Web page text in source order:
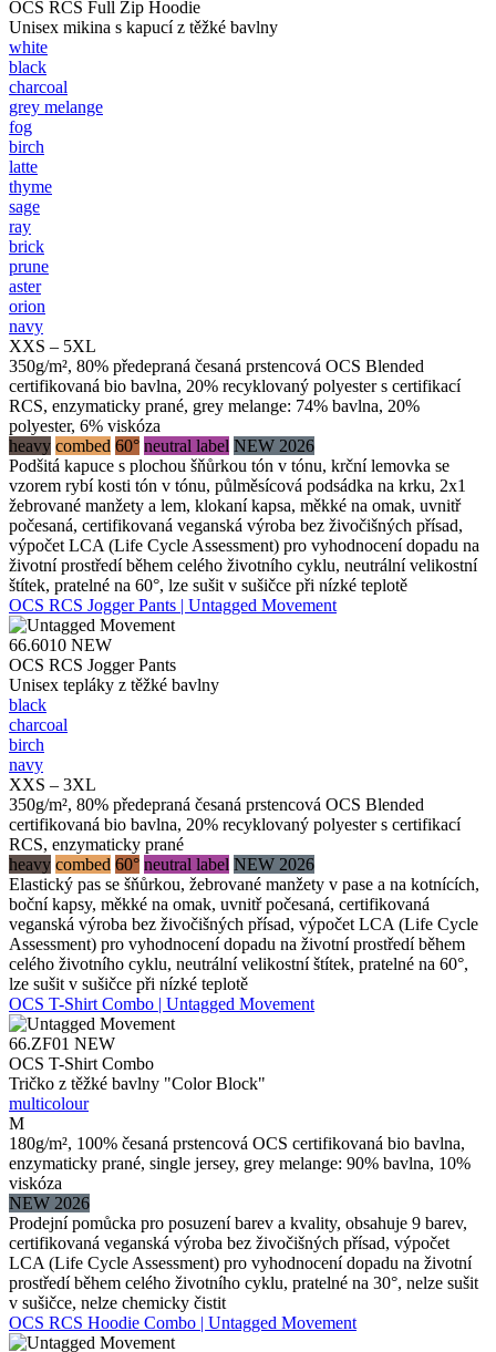
OCS RCS Full Zip Hoodie
Unisex mikina s kapucí z těžké bavlny
white
black
charcoal
grey melange
fog
birch
latte
thyme
sage
ray
brick
prune
aster
orion
navy
XXS – 5XL
350g/m², 80% předepraná česaná prstencová OCS Blended
certifikovaná bio bavlna, 20% recyklovaný polyester s certifikací
RCS, enzymaticky prané, grey melange: 74% bavlna, 20%
polyester, 6% viskóza
heavy combed 60° neutral label NEW 2026
Podšitá kapuce s plochou šňůrkou tón v tónu, krční lemovka se
vzorem rybí kosti tón v tónu, půlměsícová podsádka na krku, 2x1
žebrované manžety a lem, klokaní kapsa, měkké na omak, uvnitř
počesaná, certifikovaná veganská výroba bez živočišných přísad,
výpočet LCA (Life Cycle Assessment) pro vyhodnocení dopadu na
životní prostředí během celého životního cyklu, neutrální velikostní
štítek, pratelné na 60°, lze sušit v sušičce při nízké teplotě
OCS RCS Jogger Pants | Untagged Movement
66.6010 NEW
OCS RCS Jogger Pants
Unisex tepláky z těžké bavlny
black
charcoal
birch
navy
XXS – 3XL
350g/m², 80% předepraná česaná prstencová OCS Blended
certifikovaná bio bavlna, 20% recyklovaný polyester s certifikací
RCS, enzymaticky prané
heavy combed 60° neutral label NEW 2026
Elastický pas se šňůrkou, žebrované manžety v pase a na kotnících,
boční kapsy, měkké na omak, uvnitř počesaná, certifikovaná
veganská výroba bez živočišných přísad, výpočet LCA (Life Cycle
Assessment) pro vyhodnocení dopadu na životní prostředí během
celého životního cyklu, neutrální velikostní štítek, pratelné na 60°,
lze sušit v sušičce při nízké teplotě
OCS T-Shirt Combo | Untagged Movement
66.ZF01 NEW
OCS T-Shirt Combo
Tričko z těžké bavlny "Color Block"
multicolour
M
180g/m², 100% česaná prstencová OCS certifikovaná bio bavlna,
enzymaticky prané, single jersey, grey melange: 90% bavlna, 10%
viskóza
NEW 2026
Prodejní pomůcka pro posuzení barev a kvality, obsahuje 9 barev,
certifikovaná veganská výroba bez živočišných přísad, výpočet
LCA (Life Cycle Assessment) pro vyhodnocení dopadu na životní
prostředí během celého životního cyklu, pratelné na 30°, nelze sušit
v sušičce, nelze chemicky čistit
OCS RCS Hoodie Combo | Untagged Movement